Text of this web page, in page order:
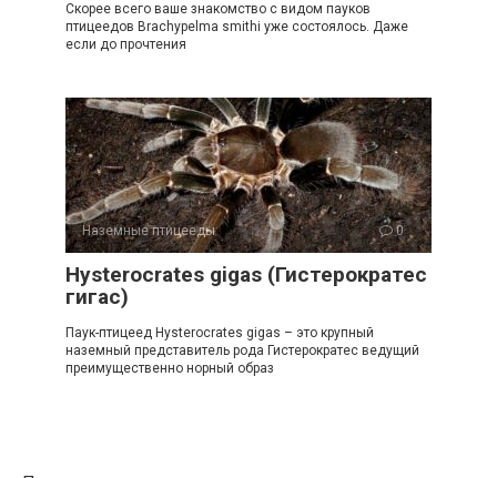
Скорее всего ваше знакомство с видом пауков
птицеедов Brachypelma smithi уже состоялось. Даже
если до прочтения
Наземные птицееды 0
Hysterocrates gigas (Гистерократес
гигас)
Паук-птицеед Hysterocrates gigas – это крупный
наземный представитель рода Гистерократес ведущий
преимущественно норный образ